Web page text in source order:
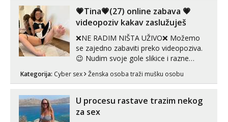
Monika
Čekam tvoj poziv!
Tel: 064/677-677- Kod: #133
tel:0,93€ - mob:1,12€ min
Alisa
Čekam tvoj poziv!
Tel: 064/677-677- Kod: #106
tel:0,93€ - mob:1,12€ min
😉 Radim i vruća tipkanja uz slike i hot
line pozive. Za vas sam pripremila ...
💗Tina💗(27) online zabava 💗
videopoziv kakav zaslužuješ
❌NE RADIM NIŠTA UŽIVO❌ Možemo
se zajedno zabaviti preko videopoziva.
😉 Nudim svoje gole slikice i razne
videouradke. 🤩 Za online zabavu pošalji
poruku na Whatsapp, Telegram ili Viber.
autentičnosti možeš me vidjeti na
Kategorija: Cyber sex Ženska osoba traži mušku osobu
U procesu rastave trazim nekog
za sex